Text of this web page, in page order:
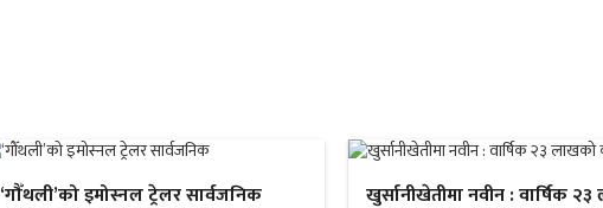
‘गौँथली’को इमोस्नल ट्रेलर सार्वजनिक खुर्सानीखेतीमा नवीन : वार्षिक